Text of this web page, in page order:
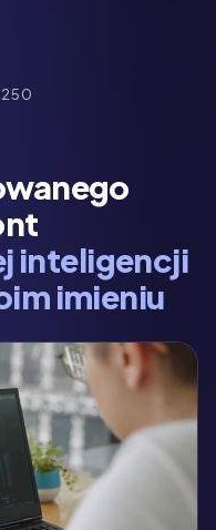
inteligencji
imieniu